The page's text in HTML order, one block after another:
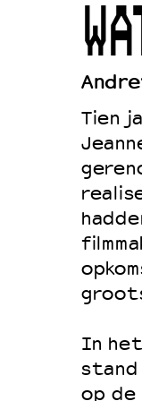
Tien
In
stand
op